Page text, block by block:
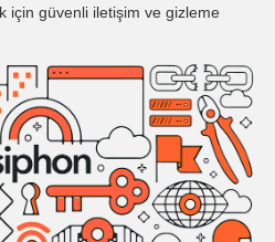
için güvenli iletişim ve gizleme